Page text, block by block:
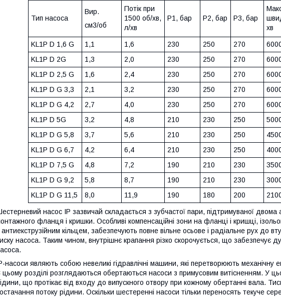
Тип насоса
Вир.
см3/об
Потік при
1500 об/хв,
л/хв
Р1, бар Р2, бар Р3, бар
хв
KL1P D 1,6 G 1,1 1,6 230 250 270
KL1P D 2G
1,3 2,0 230 250 270
KL1P D 2,5 G
1,6 2,4 230 250 270
KL1P D G 3,3
2,1 3,2 230 250 270
KL1P D G 4,2
2,7 4,0 230 250 270
KL1P D 5G
3,2 4,8 210 230 250
KL1P D G 5,8
3,7 5,6 210 230 250
KL1P D G 6,7
4,2 6,4 210 230 250
KL1P D 7,5 G
4,8 7,2 190 210 230
KL1P D G 9,2
5,8 8,7 190 210 230
KL1P D G 11,5
8,0 11,9 190 180 200
насос IP зазвичай складається з зубчастої пари, підтримуваної двома
фланця і кришки. Особливі компенсаційні зони на фланці і кришці,
антиекструзійним кільцем, забезпечують повне вільне осьове і радіальне рух до
насоса. Таким чином, внутрішнє крапання різко скорочується, що забезпечує
насоси являють собою невеликі гідравлічні машини, які перетворюють механічну
цьому розділі розглядаються обертаються насоси з примусовим витісненням. У
що протікає від входу до випускного отвору при кожному обертанні вала.
потоку рідини. Оскільки шестеренні насоси тільки переносять текуче